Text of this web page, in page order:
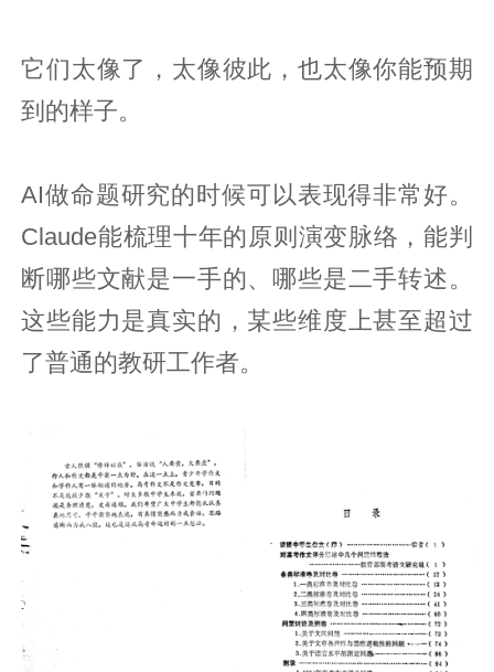
它们太像了，太像彼此，也太像你能预期
到的样子。
AI做命题研究的时候可以表现得非常好。
Claude能梳理十年的原则演变脉络，能判
断哪些文献是一手的、哪些是二手转述。
这些能力是真实的，某些维度上甚至超过
了普通的教研工作者。